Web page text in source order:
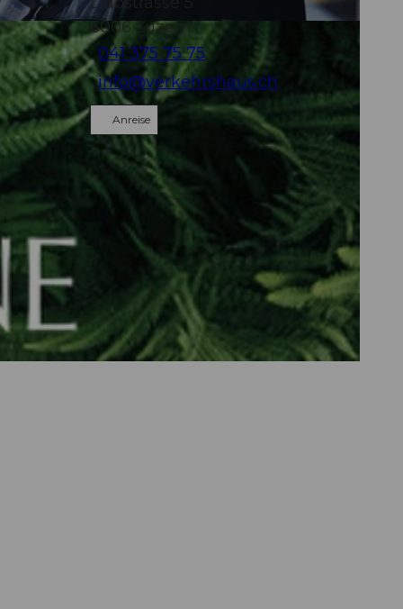
6006Luzern
041 375 75 75
info@verkehrshaus.ch
Anreise